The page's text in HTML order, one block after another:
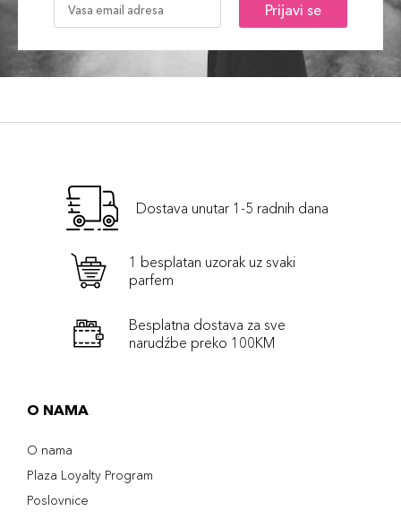
Prijavi se
Dostava unutar 1-5 radnih dana
1 besplatan uzorak uz svaki
parfem
Besplatna dostava za sve
narudźbe preko 100KM
O NAMA
O nama
Plaza Loyalty Program
Poslovnice